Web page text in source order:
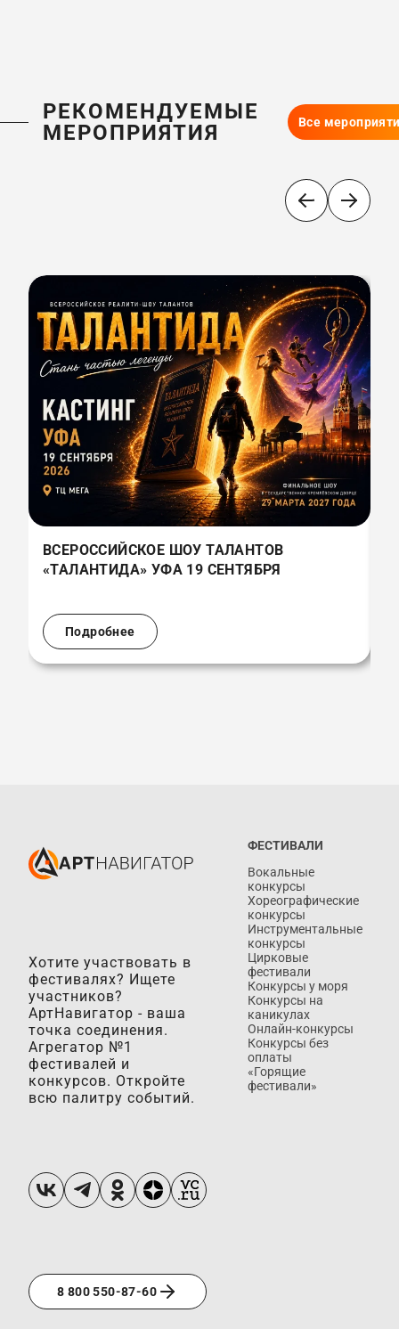
РЕКОМЕНДУЕМЫЕ
МЕРОПРИЯТИЯ
Все
ВСЕРОССИЙСКОЕ ШОУ ТАЛАНТОВ
«ТАЛАНТИДА» УФА 19 СЕНТЯБРЯ
Подробнее
Хотите участвовать в
фестивалях? Ищете
участников?
АртНавигатор - ваша
точка соединения.
Агрегатор №1
фестивалей и
конкурсов. Откройте
всю палитру событий.
8 800 550-87-60
ФЕСТИВАЛИ
Вокальные
конкурсы
Хореографические
конкурсы
Инструментальные
конкурсы
Цирковые
фестивали
Конкурсы у моря
Конкурсы на
каникулах
Онлайн-конкурсы
Конкурсы без
оплаты
«Горящие
фестивали»